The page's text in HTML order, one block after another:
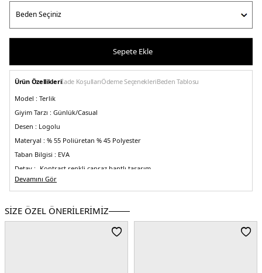
Sepete Ekle
Ürün Özellikleriİade KoşullarıÖdeme SeçenekleriBeden Tablosu
Model : Terlik
Giyim Tarzı : Günlük/Casual
Desen : Logolu
Materyal : % 55 Poliüretan % 45 Polyester
Taban Bilgisi : EVA
Detay : -Kontrast renkli çapraz bantlı tasarım
Üretim Yeri :Laos
5DY150541774002.07
Devamını Gör
SİZE ÖZEL ÖNERİLERİMİZ